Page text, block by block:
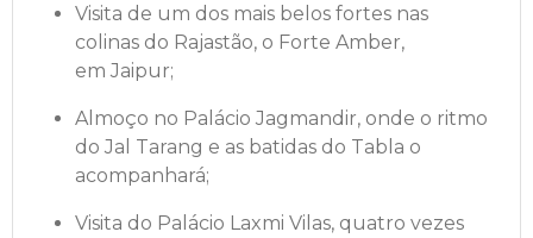
Visita de um dos mais belos fortes nas
colinas do Rajastão, o Forte Amber,
em Jaipur;
Almoço no Palácio Jagmandir, onde o ritmo
do Jal Tarang e as batidas do Tabla o
acompanhará;
Visita do Palácio Laxmi Vilas, quatro vezes